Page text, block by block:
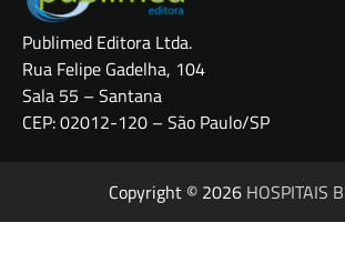
Publimed Editora Ltda.
Rua Felipe Gadelha, 104
Sala 55 – Santana
CEP: 02012-120 – São Paulo/SP
Copyright © 2026 HOSPITAIS